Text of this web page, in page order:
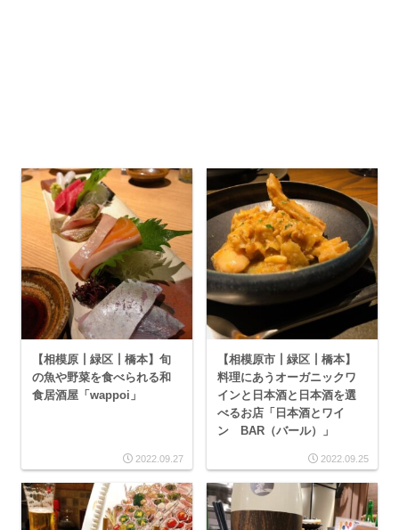
【相模原┃緑区┃橋本】旬
の魚や野菜を食べられる和
食居酒屋「wappoi」
2022.09.27
【相模原市┃緑区┃橋本】
料理にあうオーガニックワ
インと日本酒と日本酒を選
べるお店「日本酒とワイ
ン BAR（バール）」
2022.09.25